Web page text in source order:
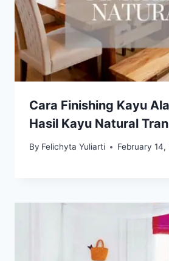
Cara Finishing Kayu
Hasil Kayu Natural
By Felichyta Yuliarti February 14,